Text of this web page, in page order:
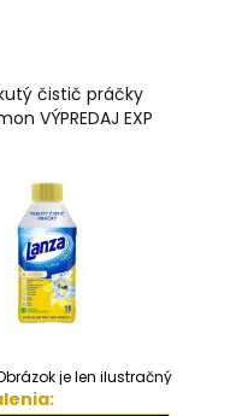
čistič práčky
VÝPREDAJ EXP
je len ilustračný